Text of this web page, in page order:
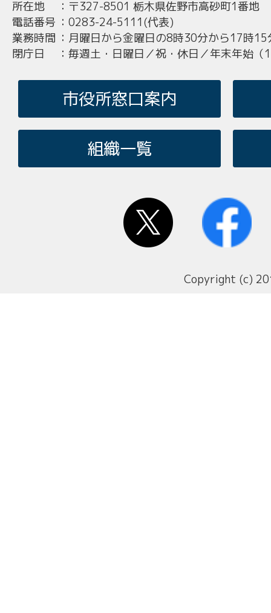
所在地 ： 〒327-8501 栃木県佐野市高砂町1番地
電話番号 ： 0283-24-5111(代表)
業務時間 ： 月曜日から金曜日の8時30分から17時15
閉庁日
： 毎週土・日曜日／祝・休日／年末年始
市役所窓口案内
組織一覧
Copyright (c)